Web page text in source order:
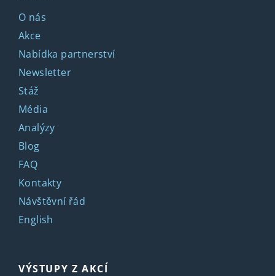
O nás
Akce
Nabídka partnerství
Newsletter
Stáž
Média
Analýzy
Blog
FAQ
Kontakty
Návštěvní řád
English
VÝSTUPY Z AKCÍ